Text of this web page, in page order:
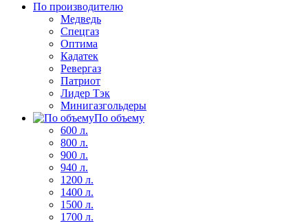
По производителю
Медведь
Спецгаз
Оптима
Кадатек
Ревергаз
Патриот
Лидер Тэк
Минигазгольдеры
По объему
600 л.
800 л.
900 л.
940 л.
1200 л.
1400 л.
1500 л.
1700 л.